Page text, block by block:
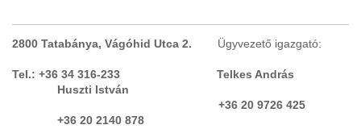
2800 Tatabánya, Vágóhid Utca 2. Ügyvezető igazgató:
Tel.: +36 34 316-233 Telkes András
Huszti István
+36 20 9726 425
+36 20 2140 878